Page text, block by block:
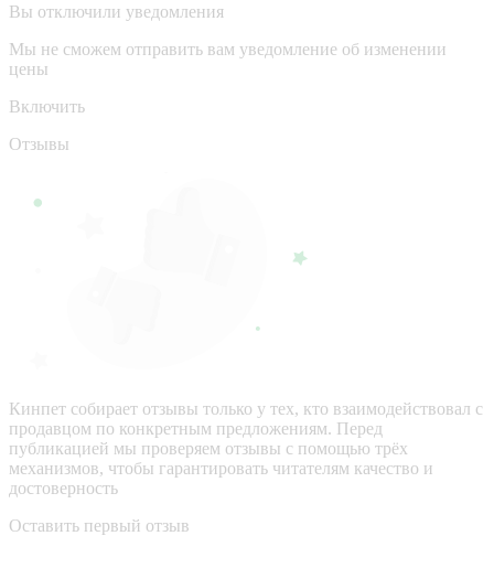
Вы отключили уведомления
Мы не сможем отправить вам уведомление об изменении
цены
Включить
Отзывы
Кинпет собирает отзывы только у тех, кто взаимодействовал с
продавцом по конкретным предложениям. Перед
публикацией мы проверяем отзывы с помощью трёх
механизмов, чтобы гарантировать читателям качество и
достоверность
Оставить первый отзыв